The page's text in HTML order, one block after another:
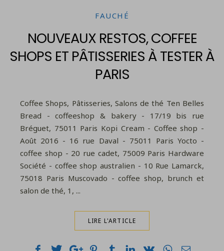
FAUCHÉ
NOUVEAUX RESTOS, COFFEE
SHOPS ET PÂTISSERIES À TESTER À
PARIS
Coffee Shops, Pâtisseries, Salons de thé Ten Belles
Bread - coffeeshop & bakery - 17/19 bis rue
Bréguet, 75011 Paris Kopi Cream - Coffee shop -
Août 2016 - 16 rue Daval - 75011 Paris Yocto -
coffee shop - 20 rue cadet, 75009 Paris Hardware
Société - coffee shop australien - 10 Rue Lamarck,
75018 Paris Muscovado - coffee shop, brunch et
salon de thé, 1, ...
LIRE L'ARTICLE